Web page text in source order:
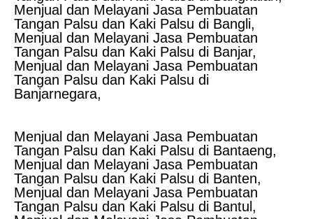
Menjual dan Melayani Jasa Pembuatan
Tangan Palsu dan Kaki Palsu di Bangli,
Menjual dan Melayani Jasa Pembuatan
Tangan Palsu dan Kaki Palsu di Banjar,
Menjual dan Melayani Jasa Pembuatan
Tangan Palsu dan Kaki Palsu di
Banjarnegara,
Menjual dan Melayani Jasa Pembuatan
Tangan Palsu dan Kaki Palsu di Bantaeng,
Menjual dan Melayani Jasa Pembuatan
Tangan Palsu dan Kaki Palsu di Banten,
Menjual dan Melayani Jasa Pembuatan
Tangan Palsu dan Kaki Palsu di Bantul,